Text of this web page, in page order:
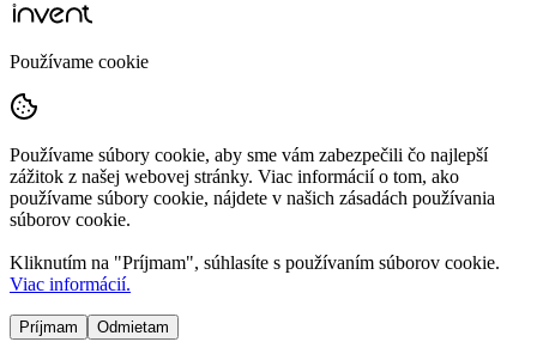
Používame cookie
Používame súbory cookie, aby sme vám zabezpečili čo najlepší
zážitok z našej webovej stránky. Viac informácií o tom, ako
používame súbory cookie, nájdete v našich zásadách používania
súborov cookie.
Kliknutím na "Príjmam", súhlasíte s používaním súborov cookie.
Viac informácií.
Príjmam Odmietam